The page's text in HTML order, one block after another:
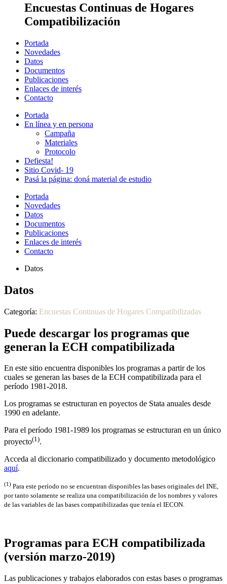
Encuestas Continuas de Hogares
Compatibilización
Portada
Novedades
Datos
Documentos
Publicaciones
Enlaces de interés
Contacto
Portada
En línea y en persona
Campaña
Materiales
Protocolo
Defiesta!
Sitio Covid- 19
Pasá la página: doná material de estudio
Portada
Novedades
Datos
Documentos
Publicaciones
Enlaces de interés
Contacto
Datos
Datos
Categoría: Encuestas Continuas de Hogares Compatibilizadas
Puede descargar los programas que
generan la ECH compatibilizada
En este sitio encuentra disponibles los programas a partir de los
cuales se generan las bases de la ECH compatibilizada para el
período 1981-2018.
Los programas se estructuran en poyectos de Stata anuales desde
1990 en adelante.
Para el período 1981-1989 los programas se estructuran en un único
proyecto(1).
Acceda al diccionario compatibilizado y documento metodológico
aquí.
(1) Para este período no se encuentran disponibles las bases originales del INE,
por tanto solamente se realiza una compatibilización de los nombres y valores
de las variables de las bases compatibilizadas que tenía el IECON.
Programas para ECH compatibilizada
(versión marzo-2019)
Las publicaciones y trabajos elaborados con estas bases o programas